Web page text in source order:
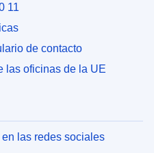
11
de contacto
las oficinas de la UE
las redes sociales